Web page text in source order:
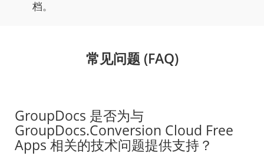
档。
常见问题 (FAQ)
GroupDocs 是否为与
GroupDocs.Conversion Cloud Free
Apps 相关的技术问题提供支持？